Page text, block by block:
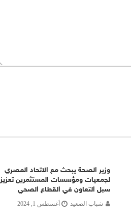
وزير الصحة يبحث مع الاتحاد المصري
لجمعيات ومؤسسات المستثمرين تعزيز
سبل التعاون في القطاع الصحي
شباب الصعيد أغسطس 1, 2024